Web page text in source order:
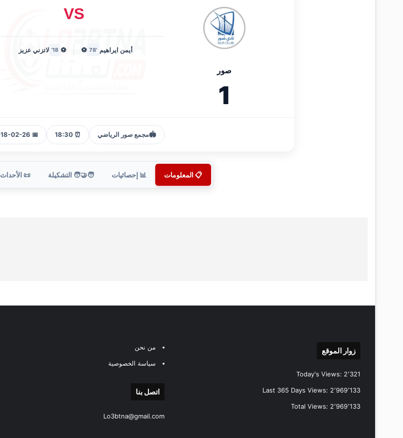
صور
1
VS
أيمن ايراهيم '78
⚽
⚽
18' لاتزني عزيز
🏟️مجمع صور الرياضي ⏰ 18:30
📅 2018-02-26
📋 المعلومات 📊 إحصائيات 🧑‍🤝‍🧑 التشكيلة 📜 الأحداث
زوار الموقع
Today's Views: 2٬321
Last 365 Days Views: 2٬969٬133
Total Views: 2٬969٬133
من نحن
سياسة الخصوصية
اتصل بنا
Lo3btna@gmail.com